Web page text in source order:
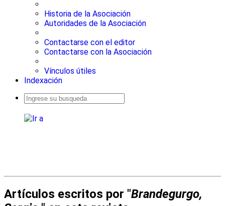
Historia de la Asociación
Autoridades de la Asociación
Contactarse con el editor
Contactarse con la Asociación
Vínculos útiles
Indexación
Artículos escritos por "Brandegurgo,